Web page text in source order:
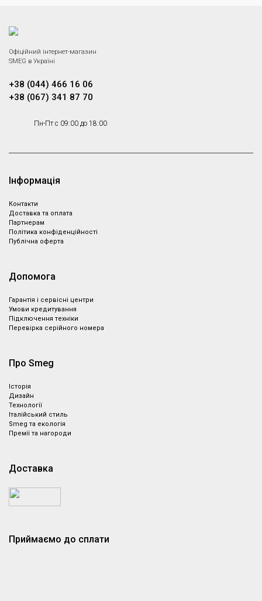
Офіційний інтернет-магазин
SMEG в Україні
+38 (044) 466 16 06
+38 (067) 341 87 70
Пн-Пт с 09:00 до 18:00
Інформація
Контакти
Доставка та оплата
Партнeрам
Політика конфіденційності
Публічна оферта
Допомога
Гарантія і сервісні центри
Умови кредитування
Підключення техніки
Перевірка серійного номера
Про Smeg
Історія
Дизайн
Технології
Італійський стиль
Smeg та екологія
Премії та нагороди
Доставка
Приймаємо до сплати